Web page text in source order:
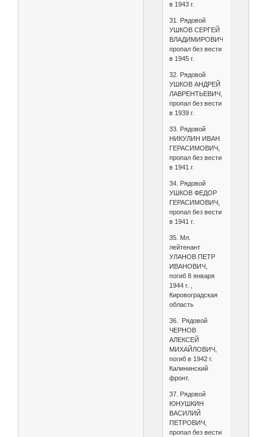
в 1943 г.
31. Рядовой
УШКОВ СЕРГЕЙ
ВЛАДИМИРОВИЧ,
пропал без вести
в 1945 г.
32. Рядовой
УШКОВ АНДРЕЙ
ЛАВРЕНТЬЕВИЧ,
пропал без вести
в 1939 г.
33. Рядовой
НИКУЛИН ИВАН
ГЕРАСИМОВИЧ,
пропал без вести
в 1941 г.
34. Рядовой
УШКОВ ФЕДОР
ГЕРАСИМОВИЧ,
пропал без вести
в 1941 г.
35. Мл.
лейтенант
УЛАНОВ ПЕТР
ИВАНОВИЧ,
погиб 8 января
1944 г. ,
Кировоградская
область
36. Рядовой
ЧЕРНОВ
АЛЕКСЕЙ
МИХАЙЛОВИЧ,
погиб в 1942 г.
Калининский
фронт.
37. Рядовой
ЮНУШКИН
ВАСИЛИЙ
ПЕТРОВИЧ,
пропал без вести